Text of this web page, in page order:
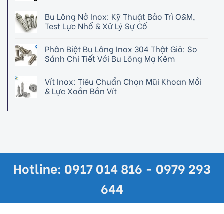
Bu Lông Nở Inox: Kỹ Thuật Bảo Trì O&M,
Test Lực Nhổ & Xử Lý Sự Cố
Phân Biệt Bu Lông Inox 304 Thật Giả: So
Sánh Chi Tiết Với Bu Lông Mạ Kẽm
Vít Inox: Tiêu Chuẩn Chọn Mũi Khoan Mồi
& Lực Xoắn Bắn Vít
Hotline: 0917 014 816 - 0979 293
644